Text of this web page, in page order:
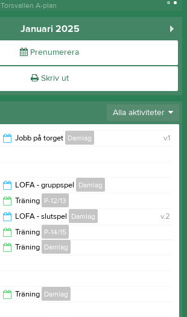
Torsvallen A-plan
Januari 2025
Prenumerera
Skriv ut
Alla aktiviteter
v.1
Jobb på torget Damlag
LOFA - gruppspel Damlag
Träning P-12/13
v.2
LOFA - slutspel Damlag
Träning P-14/15
Träning Damlag
Träning Damlag